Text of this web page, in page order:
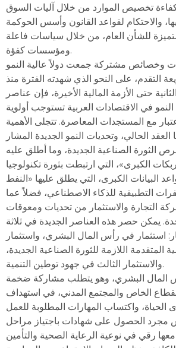
تخصيص الموارد من خلال آليات السوق
والاحتكام لقواعد القانون وأسس الحوكمة
للشأن العام، من خلال سياسات فاعلة
ومؤسسات كفؤة.
وخصائص مشتركة جمعت دولاً عالية النمو
التقدم، على النحو الذي شهدته الفترة منذ
حتى الأزمة المالية الأخيرة، فإن عناصر
في الاقتصادات العربية تستوجب أولوية
مع المستجدات المعاصرة. تتجلى الأهمية
الحالي، وتحديات النمو الجديدة المشار
الثورة الصناعية الجديدة، وما أطلق عليه
الكبرى»، التي ارتبطت بثورة تكنولوجيا
البيانات الكبرى، التي يطلق عليها «النفط
التطبيقية للذكاء الاصطناعي، فضلاً عما
التجارة والاستثمار من تحديات ومعوقات
يمكن حصر هذه العناصر الجديدة في ثلاثة
استثمار في رأس المال البشري، واستثمار
المتقدمة اللازمة للثورة الصناعية الجديدة،
والاستثمار الثالث في جهود توطين التنمية.
المال البشري، وهو يتطلب مشاركة ضخمة
الخاص والمجتمع المدني، في استهداف
الحياة، واكتساب المهارات المطلوبة للعمل
مجرد الحصول على شهادات باجتياز مراحل
معها رقي في نوعية الرعاية الصحية والتأمين